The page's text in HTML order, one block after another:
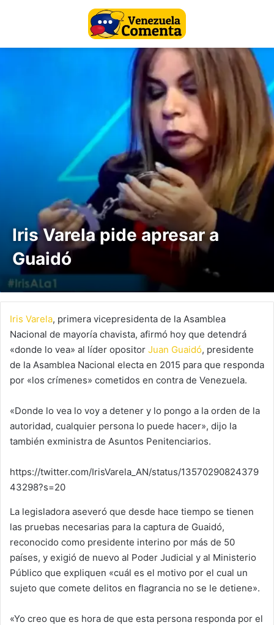
Iris Varela pide apresar a
Guaidó
Iris Varela, primera vicepresidenta de la Asamblea
Nacional de mayoría chavista, afirmó hoy que detendrá
«donde lo vea» al líder opositor Juan Guaidó, presidente
de la Asamblea Nacional electa en 2015 para que responda
por «los crímenes» cometidos en contra de Venezuela.
«Donde lo vea lo voy a detener y lo pongo a la orden de la
autoridad, cualquier persona lo puede hacer», dijo la
también exministra de Asuntos Penitenciarios.
https://twitter.com/IrisVarela_AN/status/13570290824379
43298?s=20
La legisladora aseveró que desde hace tiempo se tienen
las pruebas necesarias para la captura de Guaidó,
reconocido como presidente interino por más de 50
países, y exigió de nuevo al Poder Judicial y al Ministerio
Público que expliquen «cuál es el motivo por el cual un
sujeto que comete delitos en flagrancia no se le detiene».
«Yo creo que es hora de que esta persona responda por el